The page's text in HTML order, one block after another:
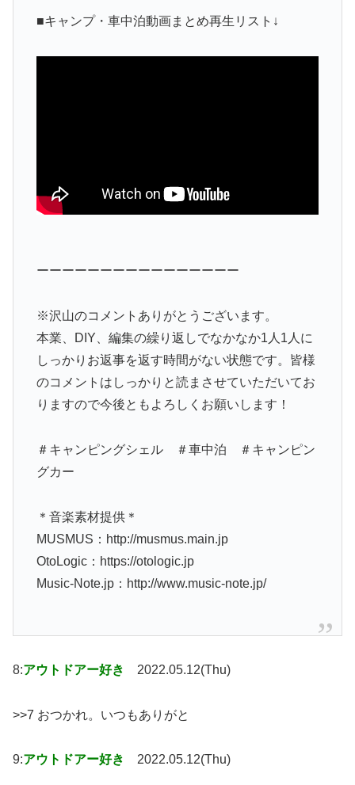
■キャンプ・車中泊動画まとめ再生リスト↓
ーーーーーーーーーーーーーーーー
※沢山のコメントありがとうございます。
本業、DIY、編集の繰り返しでなかなか1人1人に
しっかりお返事を返す時間がない状態です。皆様
のコメントはしっかりと読まさせていただいてお
りますので今後ともよろしくお願いします！
＃キャンピングシェル ＃車中泊 ＃キャンピン
グカー
＊音楽素材提供＊
MUSMUS：http://musmus.main.jp
OtoLogic：https://otologic.jp
Music-Note.jp：http://www.music-note.jp/
8:アウトドアー好き 2022.05.12(Thu)
>>7 おつかれ。いつもありがと
9:アウトドアー好き 2022.05.12(Thu)